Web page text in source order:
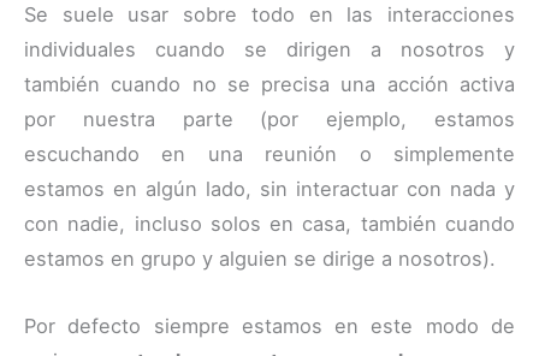
Se suele usar sobre todo en las interacciones
individuales cuando se dirigen a nosotros y
también cuando no se precisa una acción activa
por nuestra parte (por ejemplo, estamos
escuchando en una reunión o simplemente
estamos en algún lado, sin interactuar con nada y
con nadie, incluso solos en casa, también cuando
estamos en grupo y alguien se dirige a nosotros).
Por defecto siempre estamos en este modo de